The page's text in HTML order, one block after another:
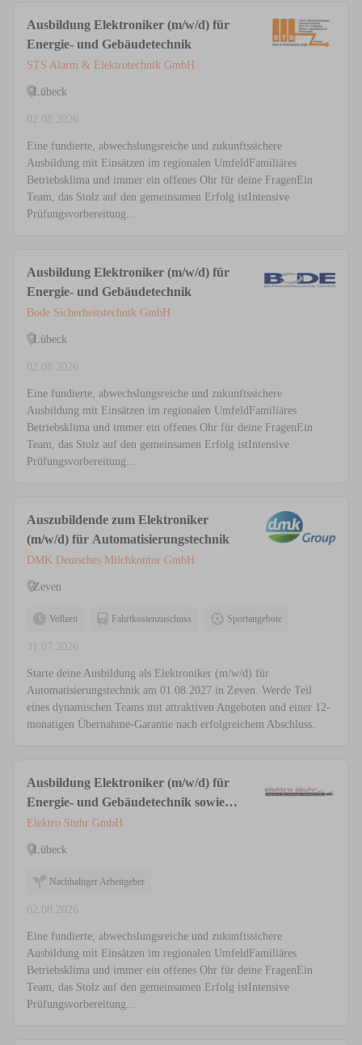
Ausbildung Elektroniker (m/w/d) für
Energie- und Gebäudetechnik
STS Alarm & Elektrotechnik GmbH
Lübeck
02.08.2026
Eine fundierte, abwechslungsreiche und zukunftssichere
Ausbildung mit Einsätzen im regionalen UmfeldFamiliäres
Betriebsklima und immer ein offenes Ohr für deine FragenEin
Team, das Stolz auf den gemeinsamen Erfolg istIntensive
Prüfungsvorbereitung...
Ausbildung Elektroniker (m/w/d) für
Energie- und Gebäudetechnik
Bode Sicherheitstechnik GmbH
Lübeck
02.08.2026
Eine fundierte, abwechslungsreiche und zukunftssichere
Ausbildung mit Einsätzen im regionalen UmfeldFamiliäres
Betriebsklima und immer ein offenes Ohr für deine FragenEin
Team, das Stolz auf den gemeinsamen Erfolg istIntensive
Prüfungsvorbereitung...
Auszubildende zum Elektroniker
(m/w/d) für Automatisierungstechnik
DMK Deutsches Milchkontor GmbH
Zeven
Vollzeit Fahrtkostenzuschuss Sportangebote
31.07.2026
Starte deine Ausbildung als Elektroniker (m/w/d) für
Automatisierungstechnik am 01.08.2027 in Zeven. Werde Teil
eines dynamischen Teams mit attraktiven Angeboten und einer 12-
monatigen Übernahme-Garantie nach erfolgreichem Abschluss.
Ausbildung Elektroniker (m/w/d) für
Energie- und Gebäudetechnik sowie
Automatisierungs- und Systemtechnik
Elektro Stuhr GmbH
Lübeck
Nachhaltiger Arbeitgeber
02.08.2026
Eine fundierte, abwechslungsreiche und zukunftssichere
Ausbildung mit Einsätzen im regionalen UmfeldFamiliäres
Betriebsklima und immer ein offenes Ohr für deine FragenEin
Team, das Stolz auf den gemeinsamen Erfolg istIntensive
Prüfungsvorbereitung...